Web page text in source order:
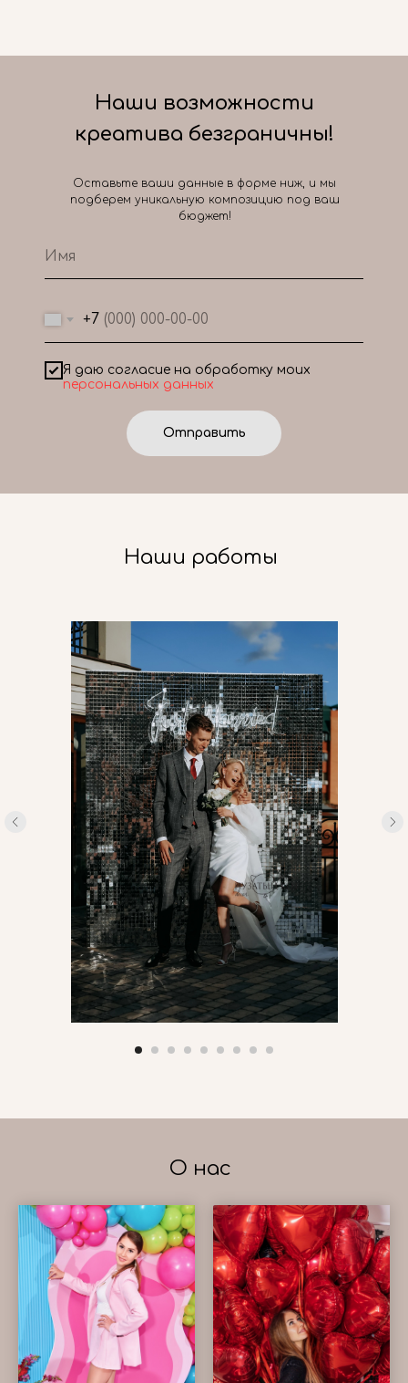
+7
Я даю согласие на обработку моих
персональных данных
Отправить
Наши возможности
креатива безграничны!
Оставьте ваши данные в форме ниж, и мы
подберем уникальную композицию под ваш
бюджет!
Наши работы
О нас